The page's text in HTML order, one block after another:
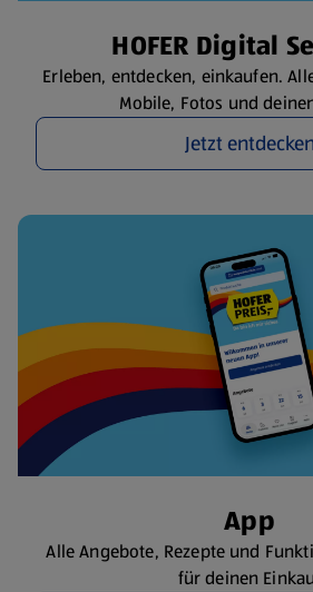
HOFER Digital
Erleben, entdecken, einkaufen.
Mobile, Fotos und
Jetzt
App
Alle Angebote, Rezepte und
für deinen